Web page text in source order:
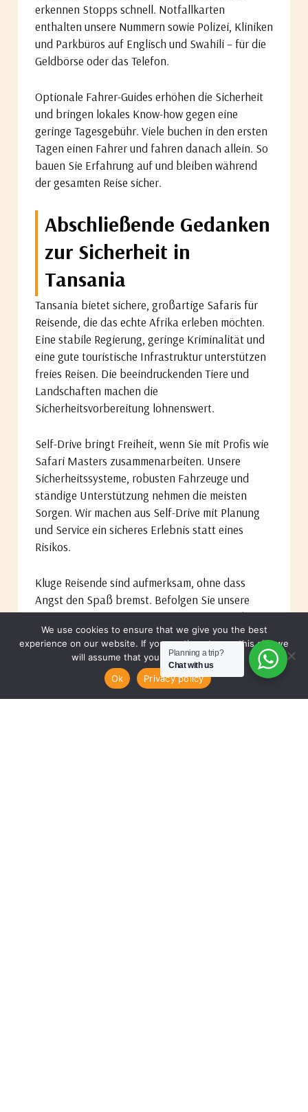
erkennen Stopps schnell. Notfallkarten
enthalten unsere Nummern sowie Polizei, Kliniken
und Parkbüros auf Englisch und Swahili – für die
Geldbörse oder das Telefon.
Optionale Fahrer-Guides erhöhen die Sicherheit
und bringen lokales Know-how gegen eine
geringe Tagesgebühr. Viele buchen in den ersten
Tagen einen Fahrer und fahren danach allein. So
bauen Sie Erfahrung auf und bleiben während
der gesamten Reise sicher.
Abschließende Gedanken
zur Sicherheit in
Tansania
Tansania bietet sichere, großartige Safaris für
Reisende, die das echte Afrika erleben möchten.
Eine stabile Regierung, geringe Kriminalität und
eine gute touristische Infrastruktur unterstützen
freies Reisen. Die beeindruckenden Tiere und
Landschaften machen die
Sicherheitsvorbereitung lohnenswert.
Self-Drive bringt Freiheit, wenn Sie mit Profis wie
Safari Masters zusammenarbeiten. Unsere
Sicherheitssysteme, robusten Fahrzeuge und
ständige Unterstützung nehmen die meisten
Sorgen. Wir machen aus Self-Drive mit Planung
und Service ein sicheres Erlebnis statt eines
Risikos.
Kluge Reisende sind aufmerksam, ohne dass
Angst den Spaß bremst. Befolgen Sie unsere
Tipps, vertrauen Sie Ihrem Bauchgefühl und
bleiben Sie wachsam. Ihre Tansania-Safari wird
zu lebenslangen Erinnerungen voller Freude.
Tausende besuchen Tansania jedes Jahr sicher –
Planning a trip?
Chat with us
We use cookies to ensure that we give you the best
experience on our website. If you continue to use this site we
will assume that you are happy with it.
Ok
Privacy policy